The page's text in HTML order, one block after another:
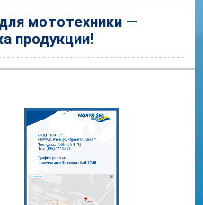
мототехники —
продукции!